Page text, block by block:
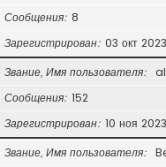
Сообщения 8
Зарегистрирован 03 окт
Звание, Имя пользователя
Сообщения 152
Зарегистрирован 10 ноя
Звание, Имя пользователя